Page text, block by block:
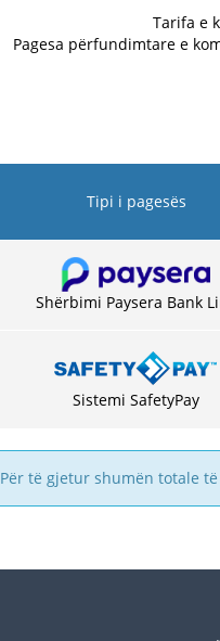
Tarifa e
Pagesa përfundimtare e
Tipi i pagesës
Shërbimi Paysera Bank
Sistemi SafetyPay
Për të gjetur shumën totale